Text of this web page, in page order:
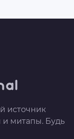
источник
и митапы. Будь